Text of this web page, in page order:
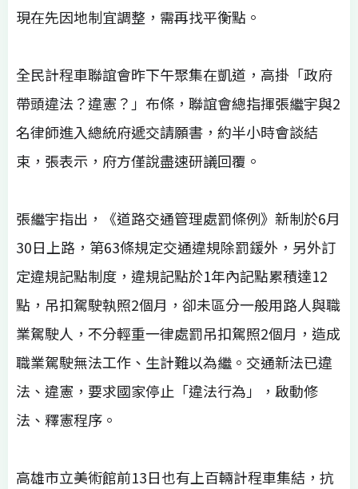
現在先因地制宜調整，需再找平衡點。
全民計程車聯誼會昨下午聚集在凱道，高掛「政府
帶頭違法？違憲？」布條，聯誼會總指揮張繼宇與2
名律師進入總統府遞交請願書，約半小時會談結
束，張表示，府方僅說盡速研議回覆。
張繼宇指出，《道路交通管理處罰條例》新制於6月
30日上路，第63條規定交通違規除罰鍰外，另外訂
定違規記點制度，違規記點於1年內記點累積達12
點，吊扣駕駛執照2個月，卻未區分一般用路人與職
業駕駛人，不分輕重一律處罰吊扣駕照2個月，造成
職業駕駛無法工作、生計難以為繼。交通新法已違
法、違憲，要求國家停止「違法行為」，啟動修
法、釋憲程序。
高雄市立美術館前13日也有上百輛計程車集結，抗